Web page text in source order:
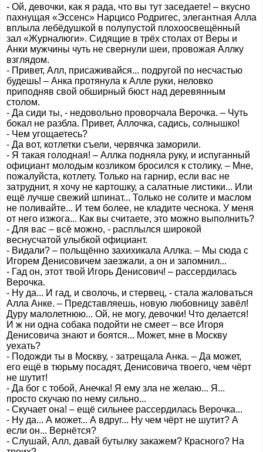
- Ой, девочки, как я рада, что вы тут заседаете! – вкусно
пахнущая «Эссенс» Нарцисо Родригес, элегантная Алла
вплыла лебёдушкой в полупустой плохоосвещённый
зал «Журналюги». Сидящие в трёх столах от Веры и
Анки мужчины чуть не свернули шеи, провожая Аллку
взглядом.
- Привет, Алл, присаживайся... подругой по несчастью
будешь! – Анка протянула к Алле руки, неловко
приподняв свой обширный бюст над деревянным
столом.
- Да сиди ты, - недовольно проворчала Верочка. – Чуть
бокал не разбла. Привет, Аллочка, садись, солнышко!
- Чем угощаетесь?
- Да вот, котлетки съели, червячка заморили.
- Я такая голодная! – Аллка подняла руку, и испуганный
официант молодым козликом бросился к столику. – Мне,
пожалуйста, котлету. Только на гарнир, если вас не
затруднит, я хочу не картошку, а салатные листики... Или
ещё лучше свежий шпинат... Только не солите и маслом
не поливайте... И тем более, не кладите чеснока. У меня
от него изжога... Как вы считаете, это можно выполнить?
- Для вас – всё можно, - расплылся широкой
веснусчатой улыбкой официант.
- Видали? – польщённо захихикала Аллка. – Мы сюда с
Игорем Денисовичем заезжали, а он и запомнил...
- Гад он, этот твой Игорь Денисович! – рассердилась
Верочка.
- Ну да... И гад, и сволочь, и стервец, - стала жаловаться
Алла Анке. – Представляешь, новую любовницу завёл!
Дуру малолетнюю... Ой, не могу, девочки! Что делается!
И ж ни одна собака подойти не смеет – все Игоря
Денисовича знают и боятся... Может, мне в Москву
уехать?
- Подожди ты в Москву, - затрещала Анка. – Да может,
его ещё в тюрьму посадят, Денисовича твоего, чем чёрт
не шутит!
- Да бог с тобой, Анечка! Я ему зла не желаю... Я...
просто скучаю по нему сильно...
- Скучает она! – ещё сильнее рассердилась Верочка...
- Ну да... А может... А вдруг... Ну чем чёрт не шутит? А
если он... Вернётся?
- Слушай, Алл, давай бутылку закажем? Красного? На